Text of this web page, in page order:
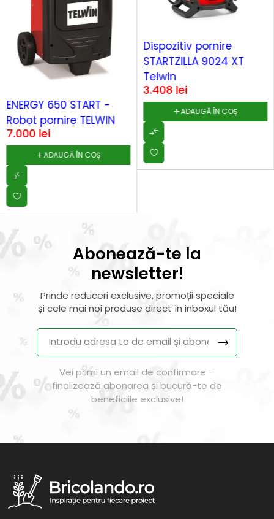
ENERGY 650 START -
Robot pornire TELWIN
7.000 lei
ADAUGĂ ÎN COȘ
Dispozitiv pornire
STARTZILLA 9024 XT
Telwin
3.408 lei
ADAUGĂ ÎN COȘ
Abonează-te la
newsletter!
Prinde reduceri exclusive, promoții speciale
și cele mai noi produse direct în inboxul tău!
Vei primi un email de confirmare –
finalizează abonarea și bucură-te de
beneficiile exclusive!